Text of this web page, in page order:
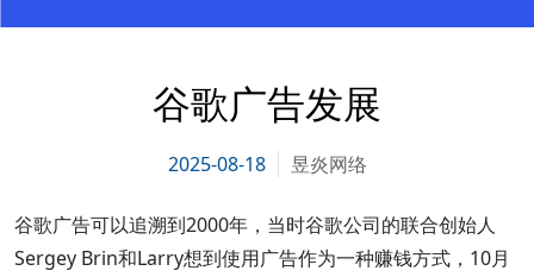
谷歌广告发展
2025-08-18 昱炎网络
谷歌广告可以追溯到2000年，当时谷歌公司的联合创始人
Sergey Brin和Larry想到使用广告作为一种赚钱方式，10月